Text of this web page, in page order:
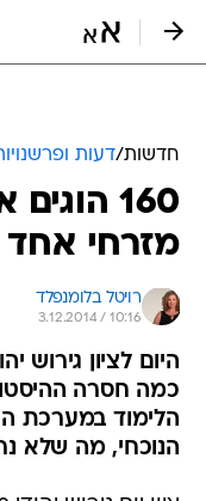
חדשות/דעות
160
מזרחי אחד
רויטל בלומנפלד
3.12.2014 / 10:16
היום לציון גירוש
כמה חסרה
הלימוד במערכת
הנוכחי, מה שלא